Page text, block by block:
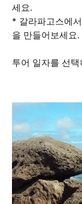
세요.
* 갈라파고스에
을 만들어보세요.
투어 일자를 선택